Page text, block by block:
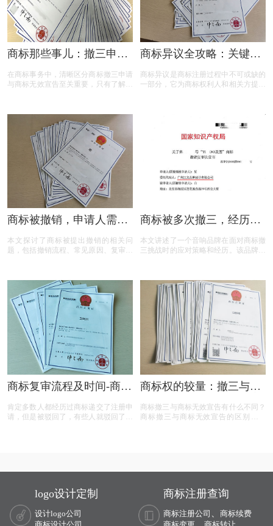
商标那些事儿：撤三申请
在商标事务中，清晰区分商标撤三申请
与商标无效宣告至关重要，只有了解它
上内容能帮助大家更好地理解这两个概
念，从而在商标相关事务中避免不必要
的损失和麻烦。
商标异议全攻略：关键问
商标异议是商标注册过程中不可或缺的
一部分，它为商标权利人和相关方提供
标准，从常见问题到成功率分析，全方
位解读商标异议的关键要点。无论您是
商标申请人还是潜在的异议人，本文都
将为您提供实用的参考和建议，助您在
商标保护的道路上更加得心应手。
商标被撤销，申请人需担
本文探讨了商标被提出撤销的相关问
题，包括撤销流程、常见原因、复审与
利人提供了全面的指导。
商标被多次撤三，经历答
本文讲述了一个音响品牌在面对商标撤
三挑战时的应对策略和经历。该品牌遭
据，品牌在复审中取得胜利，维护了商
标权益。文章概述了商标撤三定义、答
辩、复审流程，以及如何通过有效的证
据和专业策略来保护商标不被撤销。
商标复审流程及时间-商标
肯定多数人都经历过商标递交了注册申
请，但是被驳回了，有些人就驳回了就
商标权的较量：撤三与无
对？
商标撤三与商标无效宣告有什么不同？
商标撤三与商标无效宣告的区别在哪
logo设计定制
设计logo公司
商标注册查询
商标注册公司
商标续费